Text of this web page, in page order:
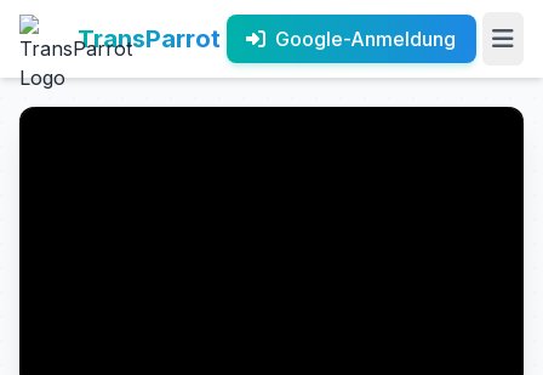
TransParrot Google-Anmeldung